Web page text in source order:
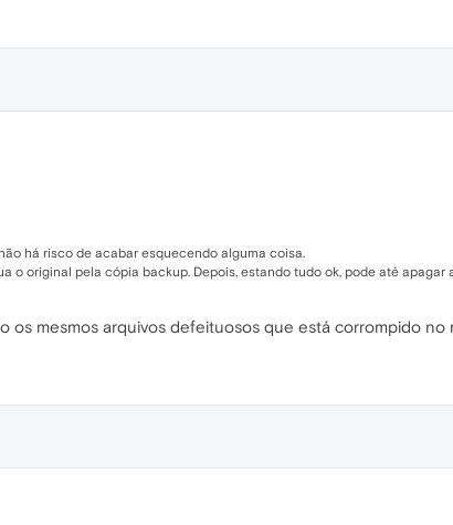
há risco de acabar esquecendo alguma coisa.
o original pela cópia backup. Depois, estando tudo ok, pode até apagar
os mesmos arquivos defeituosos que está corrompido no